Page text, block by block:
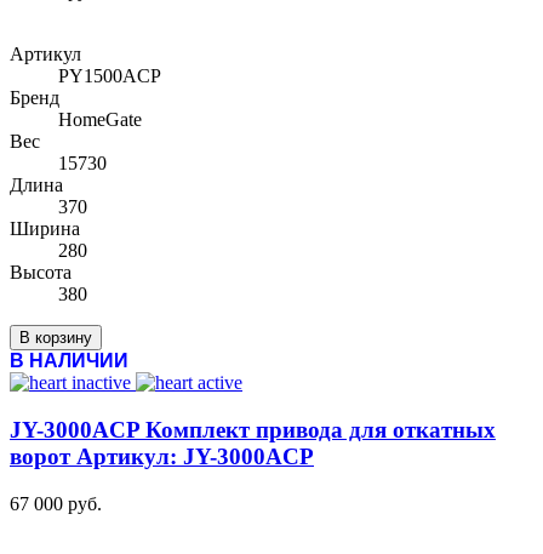
Артикул
PY1500ACP
Бренд
HomeGate
Вес
15730
Длина
370
Ширина
280
Высота
380
В корзину
В НАЛИЧИИ
JY-3000ACP Комплект привода для откатных
ворот Артикул: JY-3000ACP
67 000 руб.